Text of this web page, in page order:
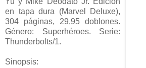
en tapa dura (Marvel Deluxe),
304 páginas, 29,95 doblones.
Género: Superhéroes. Serie:
Thunderbolts/1.
Sinopsis: